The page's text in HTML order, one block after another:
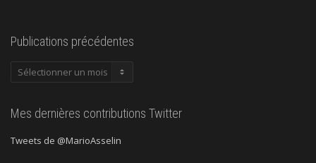
Publications précédentes
Publications
Mes dernières contributions Twitter
Tweets de @MarioAsselin